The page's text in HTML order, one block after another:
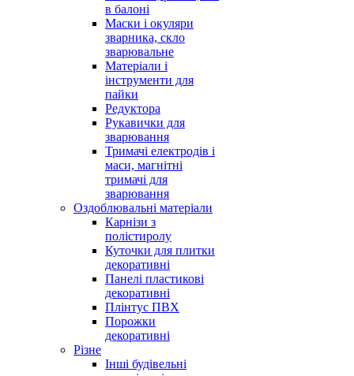
в балоні
Маски і окуляри
зварника, скло
зварювальне
Матеріали і
інструменти для
пайки
Редуктора
Рукавички для
зварювання
Тримачі електродів і
маси, магнітні
тримачі для
зварювання
Оздоблювальні матеріали
Карнізи з
полістиролу
Куточки для плитки
декоративні
Панелі пластикові
декоративні
Плінтус ПВХ
Порожки
декоративні
Різне
Інші будівельні